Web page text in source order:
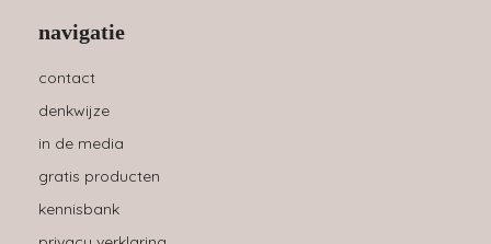
navigatie
contact
denkwijze
in de media
gratis producten
kennisbank